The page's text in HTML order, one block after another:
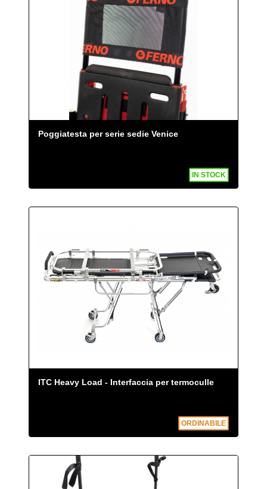
Poggiatesta per serie sedie Venice
IN STOCK
ITC Heavy Load - Interfaccia per termoculle
ORDINABILE